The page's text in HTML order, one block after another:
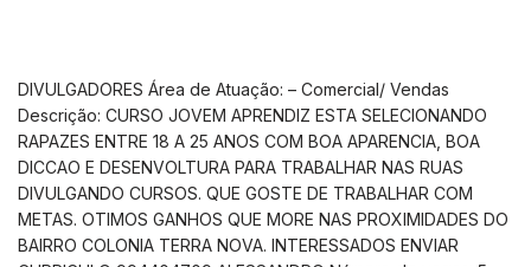
DIVULGADORES Área de Atuação: – Comercial/ Vendas
Descrição: CURSO JOVEM APRENDIZ ESTA SELECIONANDO
RAPAZES ENTRE 18 A 25 ANOS COM BOA APARENCIA, BOA
DICCAO E DESENVOLTURA PARA TRABALHAR NAS RUAS
DIVULGANDO CURSOS. QUE GOSTE DE TRABALHAR COM
METAS. OTIMOS GANHOS QUE MORE NAS PROXIMIDADES DO
BAIRRO COLONIA TERRA NOVA. INTERESSADOS ENVIAR